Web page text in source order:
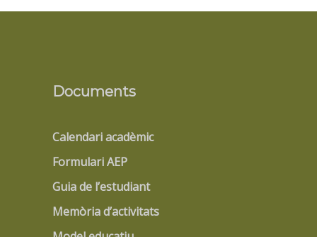
Documents
Calendari acadèmic
Formulari AEP
Guia de l’estudiant
Memòria d’activitats